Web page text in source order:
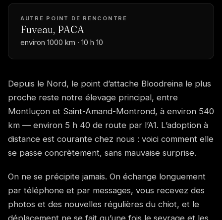
AUTRE POINT DE RENCONTRE
Fuveau, PACA
environ 1000 km · 10 h 10
Depuis le Nord, le point d’attache Bloodreina le plus
proche reste notre élevage principal, entre
Montluçon et Saint-Amand-Montrond, à environ 540
km — environ 5 h 40 de route par l’A1. L’adoption à
distance est courante chez nous : voici comment elle
se passe concrètement, sans mauvaise surprise.
On ne se précipite jamais. On échange longuement
par téléphone et par messages, vous recevez des
photos et des nouvelles régulières du chiot, et le
déplacement ne se fait qu’une fois le sevrage et les